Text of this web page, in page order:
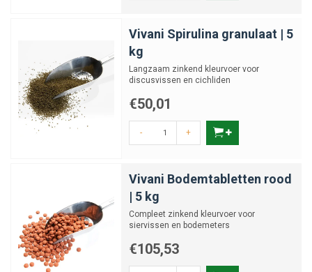
Vivani Spirulina granulaat | 5
kg
Langzaam zinkend kleurvoer voor
discusvissen en cichliden
€50,01
- +
Vivani Bodemtabletten rood
| 5 kg
Compleet zinkend kleurvoer voor
siervissen en bodemeters
€105,53